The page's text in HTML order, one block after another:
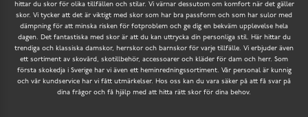
hittar du skor för olika tillfällen och stilar. Vi värnar dessutom om komfort när det gäller
skor. Vi tycker att det är viktigt med skor som har bra passform och som har sulor med
dämpning för att minska risken för fotproblem och ge dig en bekväm upplevelse hela
dagen. Det fantastiska med skor är att du kan uttrycka din personliga stil. Här hittar du
trendiga och klassiska damskor, herrskor och barnskor för varje tillfälle. Vi erbjuder även
ett sortiment av skovård, skotillbehör, accessoarer och kläder för dam och herr. Som
första skokedja i Sverige har vi även ett heminredningssortiment. Vår personal är kunnig
och vår kundservice har vi fått utmärkelser. Hos oss kan du vara säker på att få svar på
dina frågor och få hjälp med att hitta rätt skor för dina behov.